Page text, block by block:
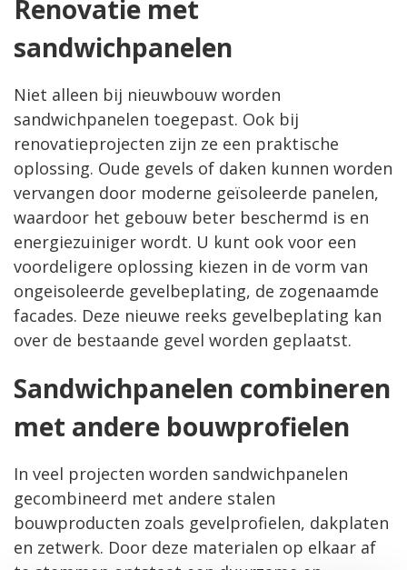
Renovatie met
sandwichpanelen
Niet alleen bij nieuwbouw worden
sandwichpanelen toegepast. Ook bij
renovatieprojecten zijn ze een praktische
oplossing. Oude gevels of daken kunnen worden
vervangen door moderne geïsoleerde panelen,
waardoor het gebouw beter beschermd is en
energiezuiniger wordt. U kunt ook voor een
voordeligere oplossing kiezen in de vorm van
ongeisoleerde gevelbeplating, de zogenaamde
facades. Deze nieuwe reeks gevelbeplating kan
over de bestaande gevel worden geplaatst.
Sandwichpanelen combineren
met andere bouwprofielen
In veel projecten worden sandwichpanelen
gecombineerd met andere stalen
bouwproducten zoals gevelprofielen, dakplaten
en zetwerk. Door deze materialen op elkaar af